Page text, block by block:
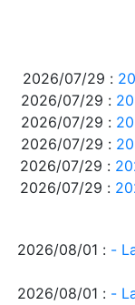
2026/07/29 :
2026/07/29 :
2026/07/29 :
2026/07/29 :
2026/07/29 :
2026/07/29 :
2026/08/01 : -
2026/08/01 : -